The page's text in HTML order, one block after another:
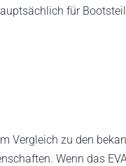
für
Vergleich zu den
Wenn das